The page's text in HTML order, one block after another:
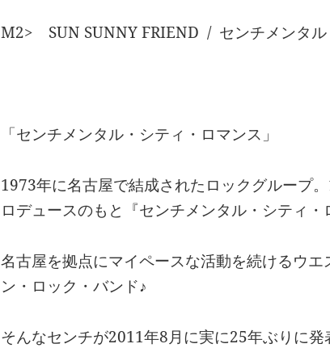
M2> SUN SUNNY FRIEND / センチメンタル
「センチメンタル・シティ・ロマンス」
1973年に名古屋で結成されたロックグループ
ロデュースのもと『センチメンタル・シティ・
名古屋を拠点にマイペースな活動を続けるウエ
ン・ロック・バンド♪
そんなセンチが2011年8月に実に25年ぶりに